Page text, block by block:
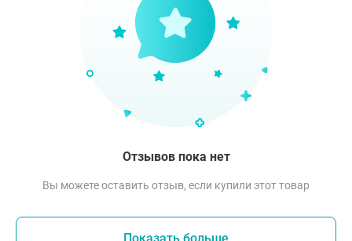
Отзывов пока нет
Вы можете оставить отзыв, если купили этот товар